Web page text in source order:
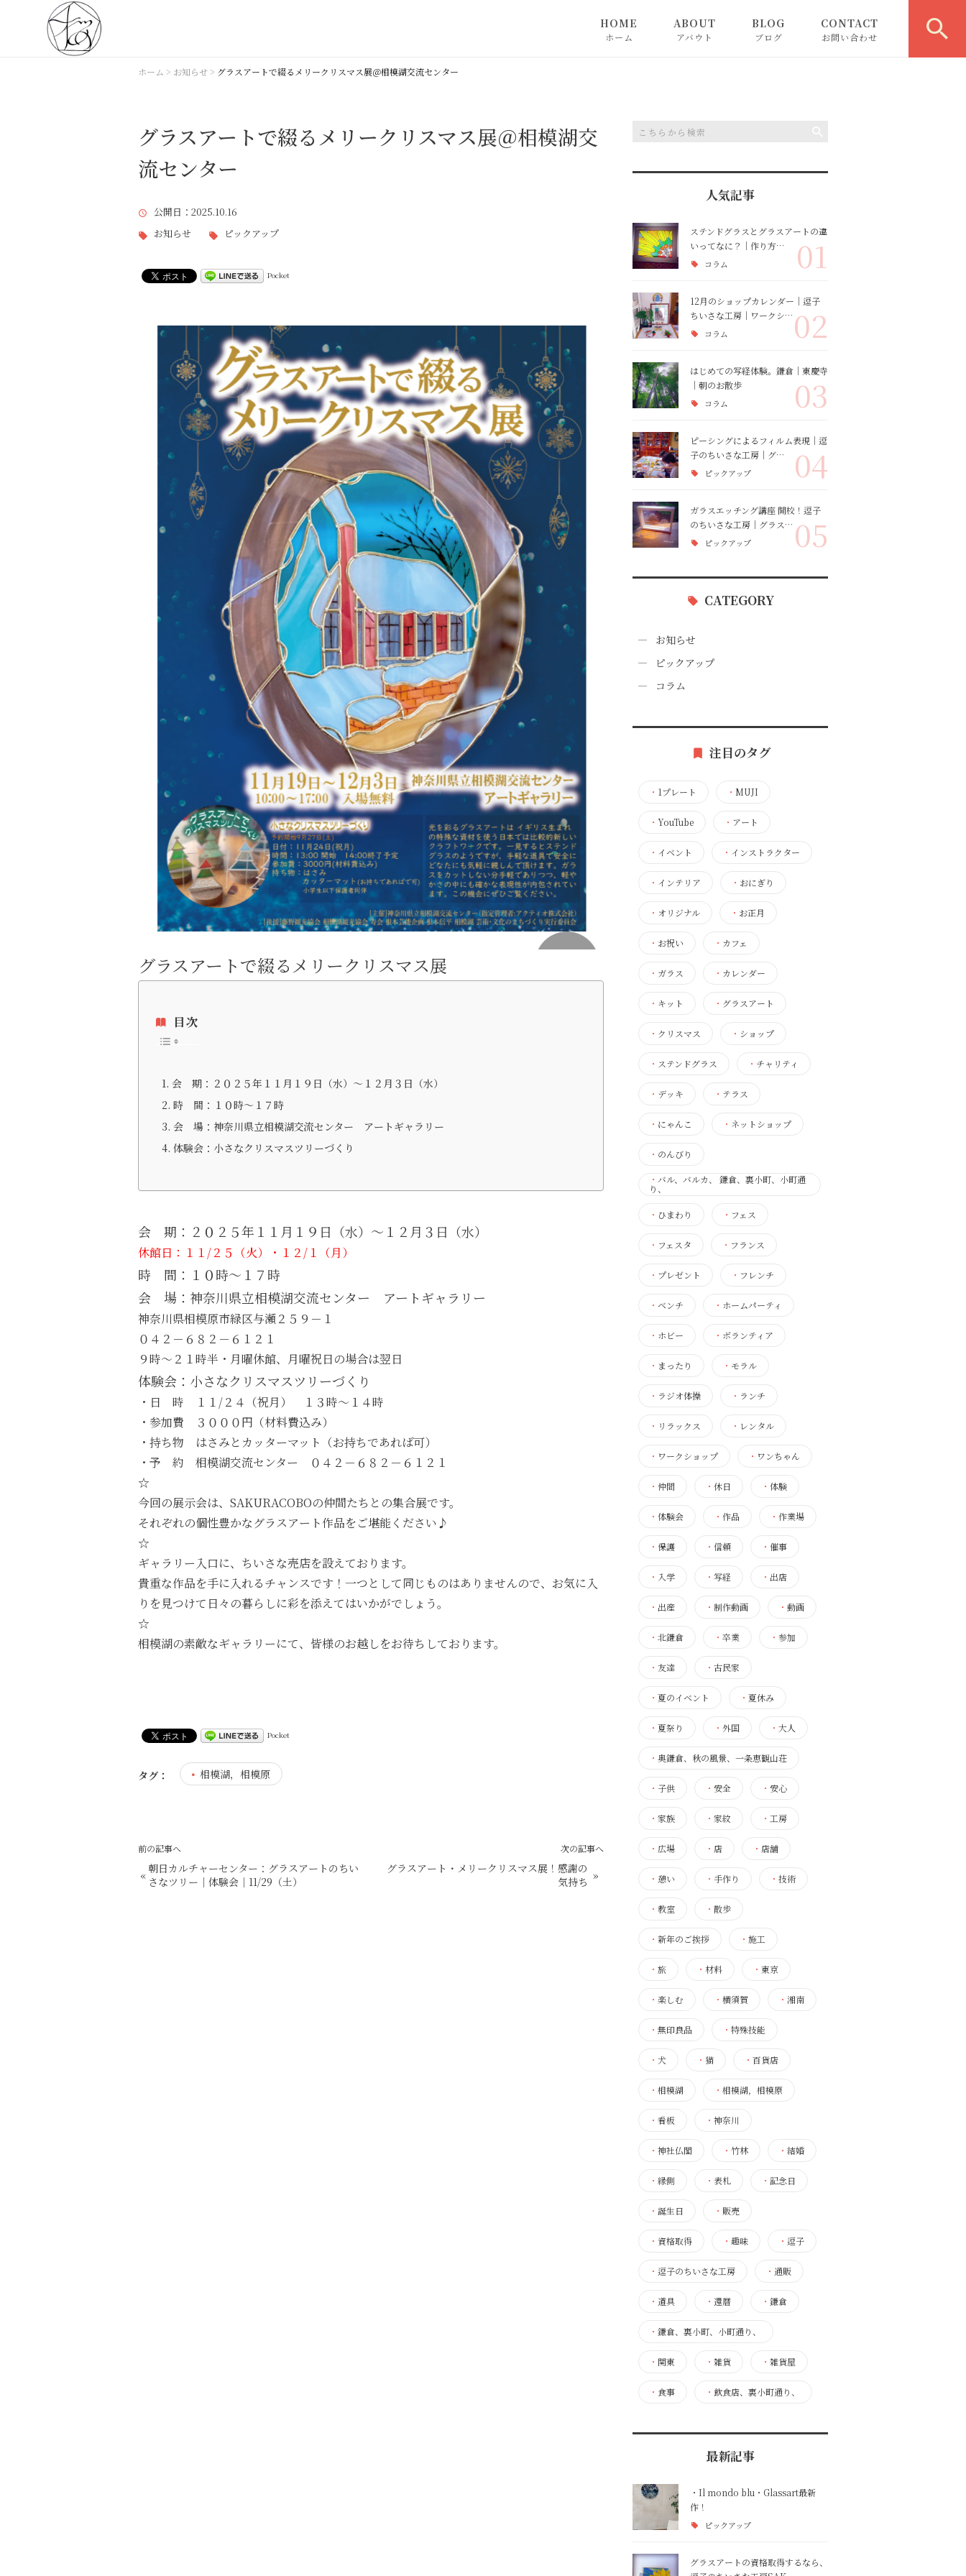
HOME
ホーム
ABOUT
アバウト
BLOG
ブログ
ネットショップ
CONTACT
お問い合わせ
ホーム > お知らせ > グラスアートで綴るメリークリスマス展＠相模湖交流センター
グラスアートで綴るメリークリスマス展＠相模湖交
流センター
公開日 ：2025.10.16
お知らせ
ピックアップ
Pocket
グラスアートで綴るメリークリスマス展
目次
会 期：２０２５年１１月１９日（水）～１２月３日（水）
時 間：１０時～１７時
会 場：神奈川県立相模湖交流センター アートギャラリー
体験会：小さなクリスマスツリーづくり
会 期：２０２５年１１月１９日（水）～１２月３日（水）
休館日：１１/２５（火）・１２/１（月）
時 間：１０時～１７時
会 場：神奈川県立相模湖交流センター アートギャラリー
神奈川県相模原市緑区与瀬２５９－１
０４２－６８２－６１２１
９時～２１時半・月曜休館、月曜祝日の場合は翌日
体験会：小さなクリスマスツリーづくり
・日 時 １１/２４（祝月） １３時～１４時
・参加費 ３０００円（材料費込み）
・持ち物 はさみとカッターマット（お持ちであれば可）
・予 約 相模湖交流センター ０４２－６８２－６１２１
☆
今回の展示会は、SAKURACOBOの仲間たちとの集合展です。
それぞれの個性豊かなグラスアート作品をご堪能ください♪
☆
ギャラリー入口に、ちいさな売店を設えております。
貴重な作品を手に入れるチャンスです！一つとして同じものはありませんので、お気に入
りを見つけて日々の暮らしに彩を添えてはいかがでしょう。
☆
相模湖の素敵なギャラリーにて、皆様のお越しをお待ちしております。
Pocket
タグ： 相模湖，相模原
前の記事へ
« 朝日カルチャーセンター：グラスアートのちい
さなツリー｜体験会｜11/29（土）
次の記事へ
グラスアート・メリークリスマス展！感謝の
気持ち »
人気記事
ステンドグラスとグラスアートの違
いってなに？｜作り方…
コラム 01
12月のショップカレンダー｜逗子
ちいさな工房｜ワークシ…
コラム 02
はじめての写経体験。鎌倉｜東慶寺
｜朝のお散歩
コラム 03
ピーシングによるフィルム表現｜逗
子のちいさな工房｜グ…
ピックアップ 04
ガラスエッチング講座 開校！逗子
のちいさな工房｜グラス…
ピックアップ 05
CATEGORY
お知らせ
ピックアップ
コラム
注目のタグ
・ 1プレート ・ MUJI
・ YouTube ・ アート
・ イベント ・ インストラクター
・ インテリア ・ おにぎり
・ オリジナル ・ お正月
・ お祝い ・ カフェ
・ ガラス ・ カレンダー
・ キット ・ グラスアート
・ クリスマス ・ ショップ
・ ステンドグラス ・ チャリティ
・ デッキ ・ テラス
・ にゃんこ ・ ネットショップ
・ のんびり
・ バル、バルカ、 鎌倉、裏小町、小町通
り、
・ ひまわり ・ フェス
・ フェスタ ・ フランス
・ プレゼント ・ フレンチ
・ ベンチ ・ ホームパーティ
・ ホビー ・ ボランティア
・ まったり ・ モラル
・ ラジオ体操 ・ ランチ
・ リラックス ・ レンタル
・ ワークショップ ・ ワンちゃん
・ 仲間 ・ 休日 ・ 体験
・ 体験会 ・ 作品 ・ 作業場
・ 保護 ・ 信頼 ・ 催事
・ 入学 ・ 写経 ・ 出店
・ 出産 ・ 制作動画 ・ 動画
・ 北鎌倉 ・ 卒業 ・ 参加
・ 友達 ・ 古民家
・ 夏のイベント ・ 夏休み
・ 夏祭り ・ 外国 ・ 大人
・ 奥鎌倉、秋の風景、一条恵観山荘
・ 子供 ・ 安全 ・ 安心
・ 家族 ・ 家紋 ・ 工房
・ 広場 ・ 店 ・ 店舗
・ 憩い ・ 手作り ・ 技術
・ 教室 ・ 散歩
・ 新年のご挨拶 ・ 施工
・ 旅 ・ 材料 ・ 東京
・ 楽しむ ・ 横須賀 ・ 湘南
・ 無印良品 ・ 特殊技能
・ 犬 ・ 猫 ・ 百貨店
・ 相模湖 ・ 相模湖，相模原
・ 看板 ・ 神奈川
・ 神社仏閣 ・ 竹林 ・ 結婚
・ 縁側 ・ 表札 ・ 記念日
・ 誕生日 ・ 販売
・ 資格取得 ・ 趣味 ・ 逗子
・ 逗子のちいさな工房 ・ 通販
・ 道具 ・ 還暦 ・ 鎌倉
・ 鎌倉、裏小町、小町通り、
・ 関東 ・ 雑貨 ・ 雑貨屋
・ 食事 ・ 飲食店、裏小町通り、
最新記事
・Il mondo blu・Glassart最新
作！
ピックアップ
グラスアートの資格取得するなら、